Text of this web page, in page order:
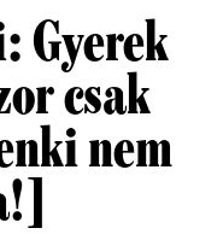
Gyerek
csak
nem